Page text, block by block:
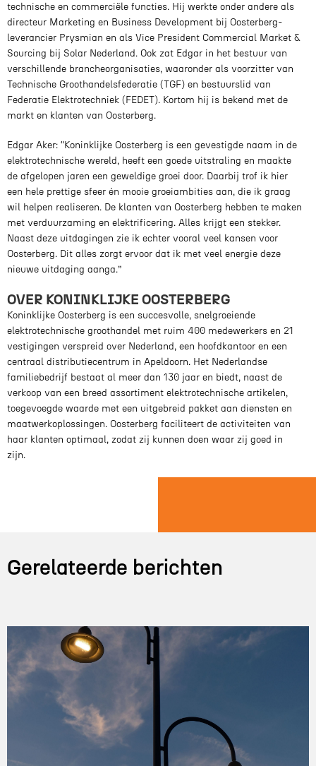
technische en commerciële functies. Hij werkte onder andere als
directeur Marketing en Business Development bij Oosterberg-
leverancier Prysmian en als Vice President Commercial Market &
Sourcing bij Solar Nederland. Ook zat Edgar in het bestuur van
verschillende brancheorganisaties, waaronder als voorzitter van
Technische Groothandelsfederatie (TGF) en bestuurslid van
Federatie Elektrotechniek (FEDET). Kortom hij is bekend met de
markt en klanten van Oosterberg.
Edgar Aker: “Koninklijke Oosterberg is een gevestigde naam in de
elektrotechnische wereld, heeft een goede uitstraling en maakte
de afgelopen jaren een geweldige groei door. Daarbij trof ik hier
een hele prettige sfeer én mooie groeiambities aan, die ik graag
wil helpen realiseren. De klanten van Oosterberg hebben te maken
met verduurzaming en elektrificering. Alles krijgt een stekker.
Naast deze uitdagingen zie ik echter vooral veel kansen voor
Oosterberg. Dit alles zorgt ervoor dat ik met veel energie deze
nieuwe uitdaging aanga.”
OVER KONINKLIJKE OOSTERBERG
Koninklijke Oosterberg is een succesvolle, snelgroeiende
elektrotechnische groothandel met ruim 400 medewerkers en 21
vestigingen verspreid over Nederland, een hoofdkantoor en een
centraal distributiecentrum in Apeldoorn. Het Nederlandse
familiebedrijf bestaat al meer dan 130 jaar en biedt, naast de
verkoop van een breed assortiment elektrotechnische artikelen,
toegevoegde waarde met een uitgebreid pakket aan diensten en
maatwerkoplossingen. Oosterberg faciliteert de activiteiten van
haar klanten optimaal, zodat zij kunnen doen waar zij goed in
zijn.
Gerelateerde berichten